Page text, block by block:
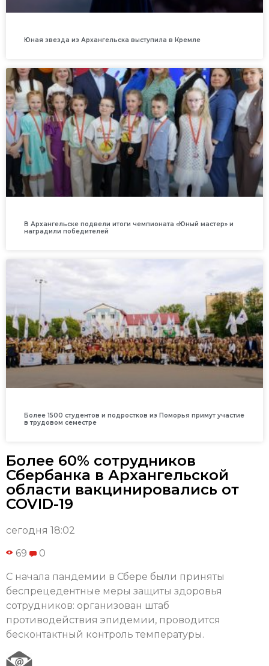
Юная звезда из Архангельска выступила в Кремле
В Архангельске подвели итоги чемпионата «Юный мастер» и
наградили победителей
Более 1500 студентов и подростков из Поморья примут участие
в трудовом семестре
Более 60% сотрудников
Сбербанка в Архангельской
области вакцинировались от
COVID-19
сегодня 18:02
69 0
С начала пандемии в Сбере были приняты
беспрецедентные меры защиты здоровья
сотрудников: организован штаб
противодействия эпидемии, проводится
бесконтактный контроль температуры.